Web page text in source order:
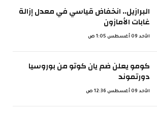
البرازيل.. انخفاض قياسي في معدل إزالة
غابات الأمازون
الأحد 09 أغسطس 1:05 ص
كومو يعلن ضم يان كوتو من بوروسيا
دورتموند
الأحد 09 أغسطس 12:36 ص